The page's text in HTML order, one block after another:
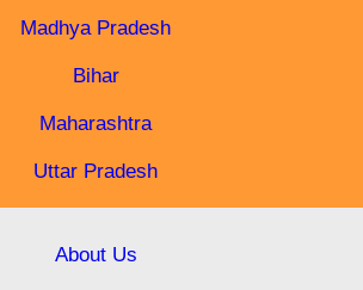
Madhya Pradesh
Bihar
Maharashtra
Uttar Pradesh
About Us